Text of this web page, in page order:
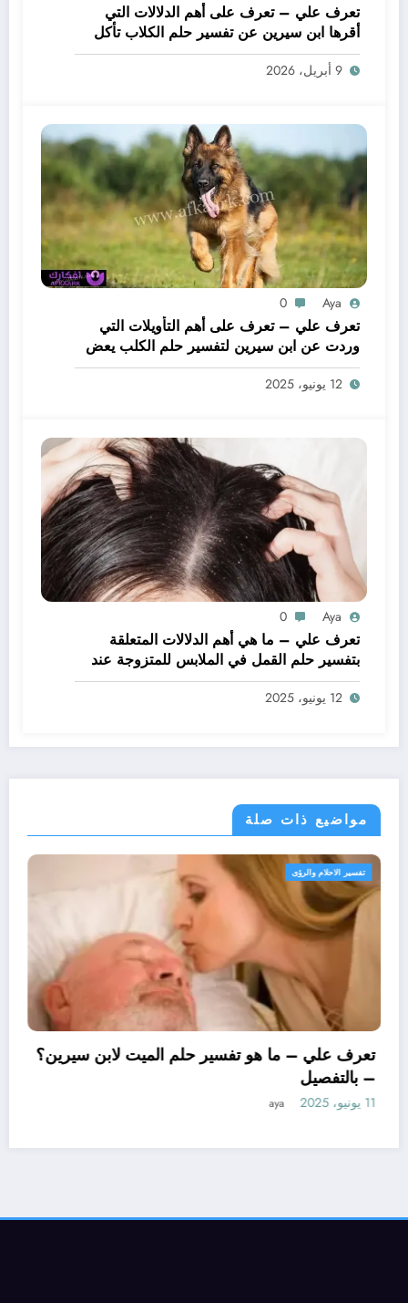
تعرف علي – تعرف على أهم الدلالات التي
أقرها ابن سيرين عن تفسير حلم الكلاب تأكل
لحم – بالتفصيل
9 أبريل، 2026
Aya
0
تعرف علي – تعرف على أهم التأويلات التي
وردت عن ابن سيرين لتفسير حلم الكلب يعض
يدي – بالتفصيل
12 يونيو، 2025
Aya
0
تعرف علي – ما هي أهم الدلالات المتعلقة
بتفسير حلم القمل في الملابس للمتزوجة عند
ابن سيرين؟ – بالتفصيل
12 يونيو، 2025
مواضيع ذات صلة
تعرف علي –
هو تأويل ابن سيرين لتفسير حلم